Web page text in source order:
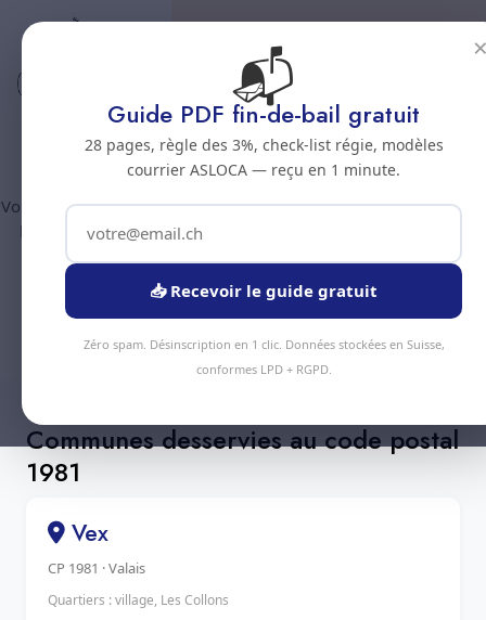
Code postal 1981
Nettoyage professionnel -
Code postal 1981
Vous êtes au code postal1981? Chez Nous Clean intervient dans
la commune de :Vex(canton Valais). Plus de 90 prestations
disponibles, devis gratuit sous 24h.
Devis Instantané +41 78 319 32 82
Communes desservies au code postal
1981
Vex
CP 1981 · Valais
Quartiers : village, Les Collons
📬
Guide PDF fin-de-bail gratuit
28 pages, règle des 3%, check-list régie, modèles
courrier ASLOCA — reçu en 1 minute.
📥 Recevoir le guide gratuit
Zéro spam. Désinscription en 1 clic. Données stockées en Suisse,
conformes LPD + RGPD.